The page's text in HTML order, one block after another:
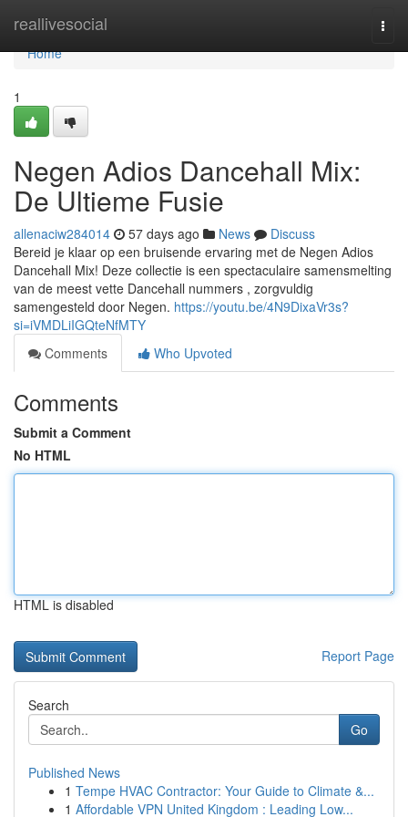
reallivesocial
Home
Home
1
Negen Adios Dancehall Mix:
De Ultieme Fusie
allenaciw284014 57 days ago News
Discuss
Bereid je klaar op een bruisende ervaring met de Negen Adios
Dancehall Mix! Deze collectie is een spectaculaire samensmelting
van de meest vette Dancehall nummers , zorgvuldig
samengesteld door Negen. https://youtu.be/4N9DixaVr3s?
si=iVMDLiIGQteNfMTY
Comments
Who Upvoted
Comments
Submit a Comment
No HTML
HTML is disabled
Report Page
Search
Go
Published News
1 Tempe HVAC Contractor: Your Guide to Climate &...
1 Affordable VPN United Kingdom : Leading Low...